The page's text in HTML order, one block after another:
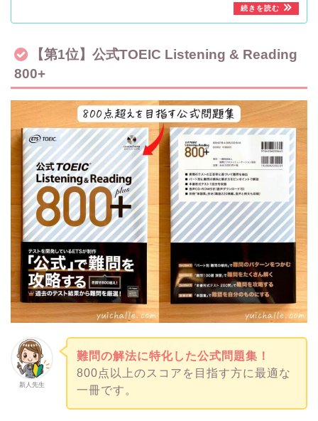
【第1位】公式TOEIC Listening & Reading
800+
新人先生
難問の解法に特化した公式問題集！
800点以上のスコアを目指す方に最適な
一冊です。